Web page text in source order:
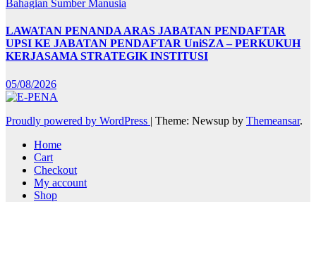
Bahagian Sumber Manusia
LAWATAN PENANDA ARAS JABATAN PENDAFTAR
UPSI KE JABATAN PENDAFTAR UniSZA – PERKUKUH
KERJASAMA STRATEGIK INSTITUSI
05/08/2026
Proudly powered by WordPress | Theme: Newsup by Themeansar.
Home
Cart
Checkout
My account
Shop